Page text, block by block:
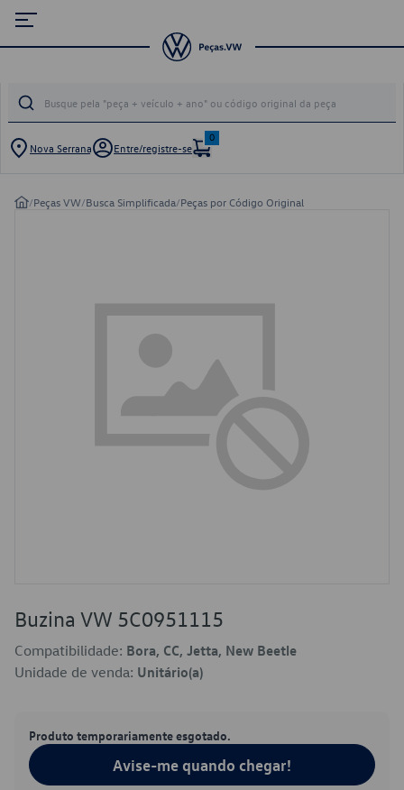
Nova Serrana Entre/registre-se
0
/Peças VW/Busca Simplificada/Peças por Código Original
Buzina VW 5C0951115
Compatibilidade: Bora, CC, Jetta, New Beetle
Unidade de venda: Unitário(a)
Produto temporariamente esgotado.
Avise-me quando chegar!